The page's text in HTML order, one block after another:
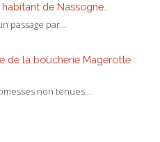
de Nassogne...
passage par...
de la boucherie Magerotte :
non tenues...